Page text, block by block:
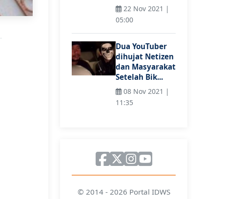
22 Nov 2021 |
05:00
Dua YouTuber
dihujat Netizen
dan Masyarakat
Setelah Bik...
08 Nov 2021 |
11:35
© 2014 - 2026 Portal IDWS